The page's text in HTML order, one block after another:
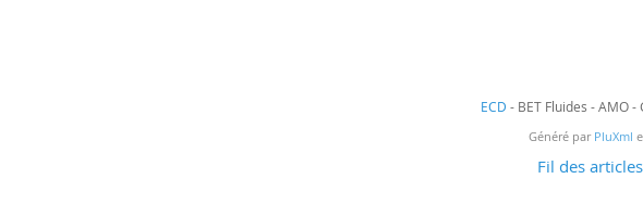
ECD - BET Fluides - AMO
Généré par PluXml
Fil des articles